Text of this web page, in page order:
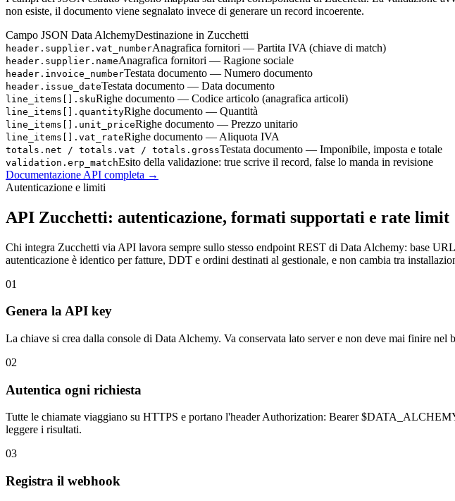
non esiste, il documento viene segnalato invece di generare un record incoerente.
Campo JSON Data AlchemyDestinazione in Zucchetti
header.supplier.vat_numberAnagrafica fornitori — Partita IVA (chiave di match)
header.supplier.nameAnagrafica fornitori — Ragione sociale
header.invoice_numberTestata documento — Numero documento
header.issue_dateTestata documento — Data documento
line_items[].skuRighe documento — Codice articolo (anagrafica articoli)
line_items[].quantityRighe documento — Quantità
line_items[].unit_priceRighe documento — Prezzo unitario
line_items[].vat_rateRighe documento — Aliquota IVA
totals.net / totals.vat / totals.grossTestata documento — Imponibile, imposta e totale
validation.erp_matchEsito della validazione: true scrive il record, false lo manda in revisione
Documentazione API completa →
Autenticazione e limiti
API Zucchetti: autenticazione, formati supportati e rate limit
Chi integra Zucchetti via API lavora sempre sullo stesso endpoint REST di Data Alchemy: base
autenticazione è identico per fatture, DDT e ordini destinati al gestionale, e non cambia tra
01
Genera la API key
La chiave si crea dalla console di Data Alchemy. Va conservata lato server e non deve mai finire
02
Autentica ogni richiesta
Tutte le chiamate viaggiano su HTTPS e portano l'header Authorization: Bearer
leggere i risultati.
03
Registra il webhook